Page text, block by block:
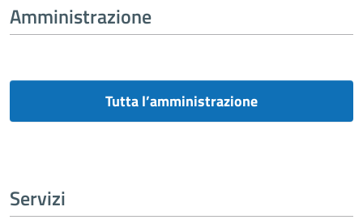
Amministrazione
Tutta l’amministrazione
Servizi